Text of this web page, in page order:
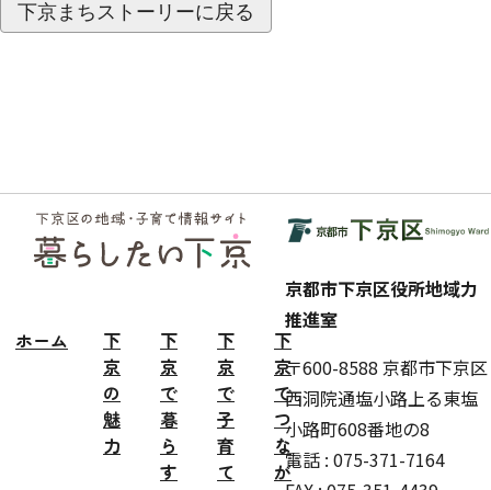
下京まちストーリーに戻る
フッ
ター
ホーム
下
京
の
魅
力
下
京
で
暮
ら
す
下
京
で
子
育
て
下
京
で
つ
な
が
京都市下京区役所地域力
推進室
〒600-8588 京都市下京区
西洞院通塩小路上る東塩
小路町608番地の8
電話 : 075-371-7164